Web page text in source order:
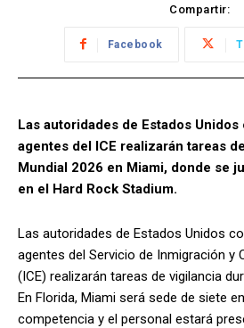
Compartir:
Facebook
Las autoridades de Estados
agentes del ICE realizarán tareas
Mundial 2026 en Miami, donde se
en el Hard Rock Stadium.
Las autoridades de Estados Unidos
agentes del Servicio de Inmigración y
(ICE) realizarán tareas de vigilancia
En Florida, Miami será sede de siete
competencia y el personal estará